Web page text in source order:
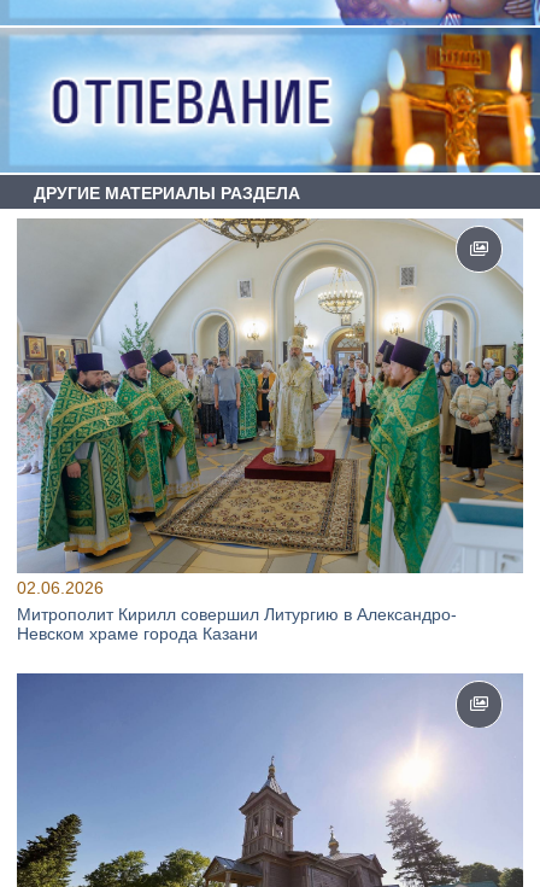
ДРУГИЕ МАТЕРИАЛЫ РАЗДЕЛА
02.06.2026
Митрополит Кирилл совершил Литургию в Александро-
Невском храме города Казани